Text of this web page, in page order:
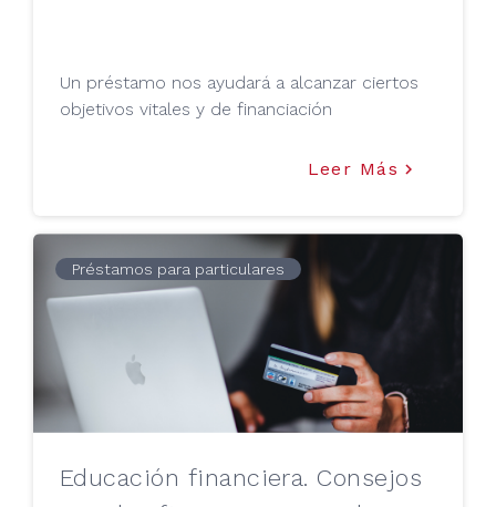
Un préstamo nos ayudará a alcanzar ciertos
objetivos vitales y de financiación
Leer Más keyboard_arrow_right
Préstamos para particulares
Educación financiera. Consejos